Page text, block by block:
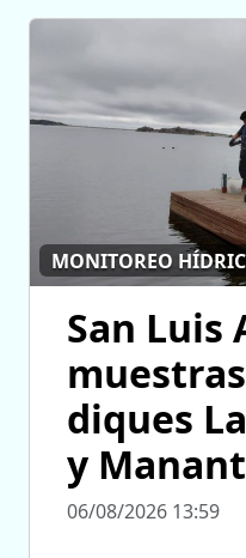
MONITOREO
San Luis
diques
y
06/08/2026 13:59